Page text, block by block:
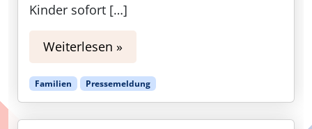
Kinder sofort […]
Weiterlesen »
Familien Pressemeldung